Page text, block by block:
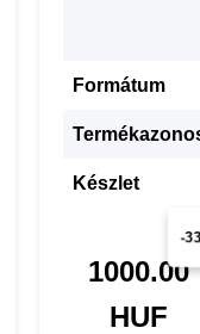
Formátum
Készlet
-
1000.00
HUF